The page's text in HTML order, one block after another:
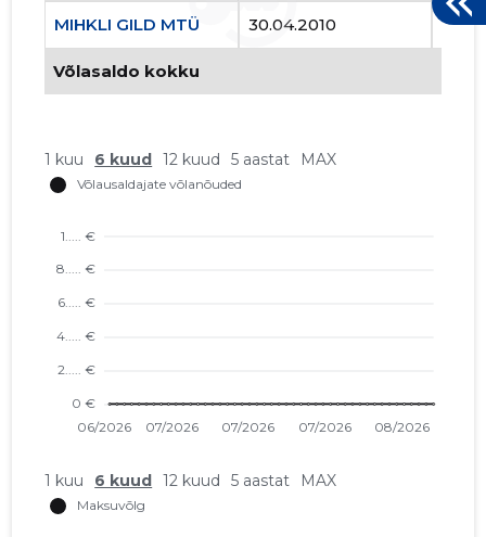
MIHKLI GILD MTÜ 30.04.2010 ..
Võlasaldo kokku
1 kuu 6 kuud 12 kuud 5 aastat MAX
1 kuu 6 kuud 12 kuud 5 aastat MAX